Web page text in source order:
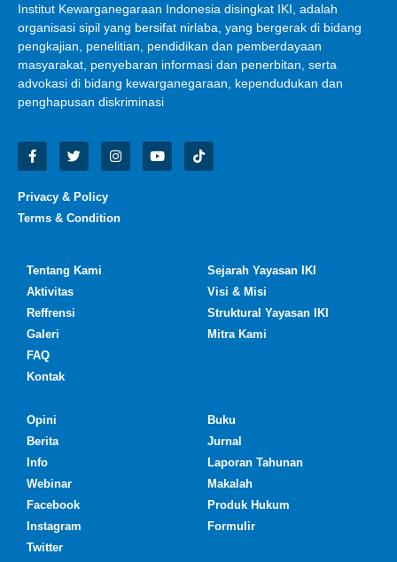
Institut Kewarganegaraan Indonesia disingkat IKI, adalah
organisasi sipil yang bersifat nirlaba, yang bergerak di bidang
pengkajian, penelitian, pendidikan dan pemberdayaan
masyarakat, penyebaran informasi dan penerbitan, serta
advokasi di bidang kewarganegaraan, kependudukan dan
penghapusan diskriminasi
Privacy & Policy
Terms & Condition
Tentang Kami
Aktivitas
Reffrensi
Galeri
FAQ
Kontak
Sejarah Yayasan IKI
Visi & Misi
Struktural Yayasan IKI
Mitra Kami
Opini
Berita
Info
Webinar
Facebook
Instagram
Twitter
Buku
Jurnal
Laporan Tahunan
Makalah
Produk Hukum
Formulir